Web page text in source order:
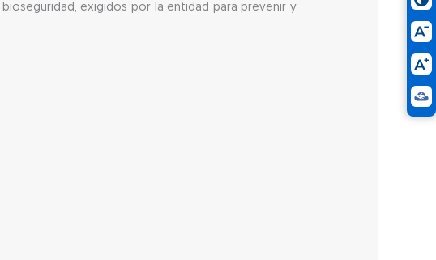
exigidos por la entidad para prevenir y